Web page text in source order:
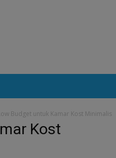
Budget untuk Kamar Kost Minimalis
Kost